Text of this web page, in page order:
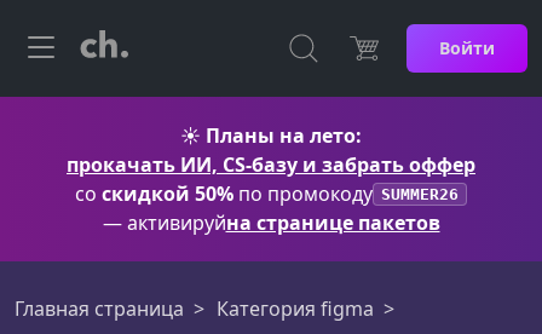
Войти
☀️ Планы на лето:
прокачать ИИ, CS-базу и забрать оффер
со скидкой 50% по промокоду SUMMER26
— активируйна странице пакетов
Главная страница
Категория figma